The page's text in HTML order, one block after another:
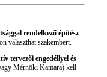
rendelkező építész
választhat szakembert.
tervezői engedéllyel és
Mérnöki Kamara) kell